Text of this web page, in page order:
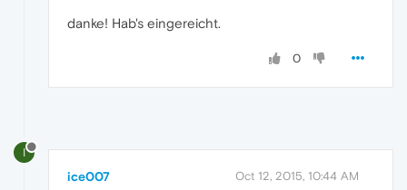
danke! Hab's eingereicht.
0
I
ice007 Oct 12, 2015, 10:44 AM